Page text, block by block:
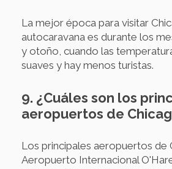
La mejor época para visitar
autocaravana es durante los
y otoño, cuando las
suaves y hay menos turistas.
9. ¿Cuáles son los
aeropuertos de
Los principales aeropuertos de
Aeropuerto Internacional